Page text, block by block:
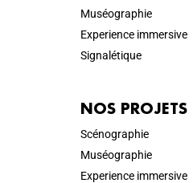
Muséographie
Experience immersive
Signalétique
NOS PROJETS
Scénographie
Muséographie
Experience immersive